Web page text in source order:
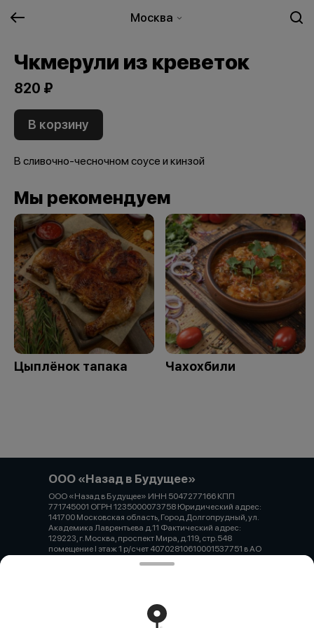
Москва
Чкмерули из креветок
820 ₽
В корзину
В сливочно-чесночном соусе и кинзой
Мы рекомендуем
Цыплёнок тапака Чахохбили
ООО «Назад в Будущее»
ООО «Назад в Будущее» ИНН 5047277166 КПП
771745001 ОГРН 1235000073758 Юридический адрес:
141700 Московская область, Город Долгопрудный, ул.
Академика Лаврентьева д.11 Фактический адрес:
129223, г. Москва, проспект Мира, д.119, стр.548
помещение І этаж 1 р/счет 40702810610001537751 в АО